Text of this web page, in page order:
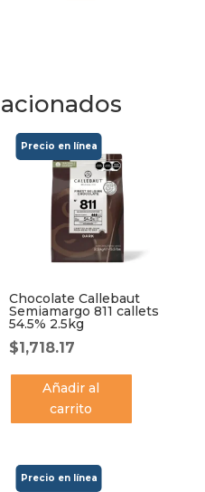
Chocolate Callebaut
Semiamargo 811 callets
54.5% 2.5kg
$1,718.17
Añadir al
carrito